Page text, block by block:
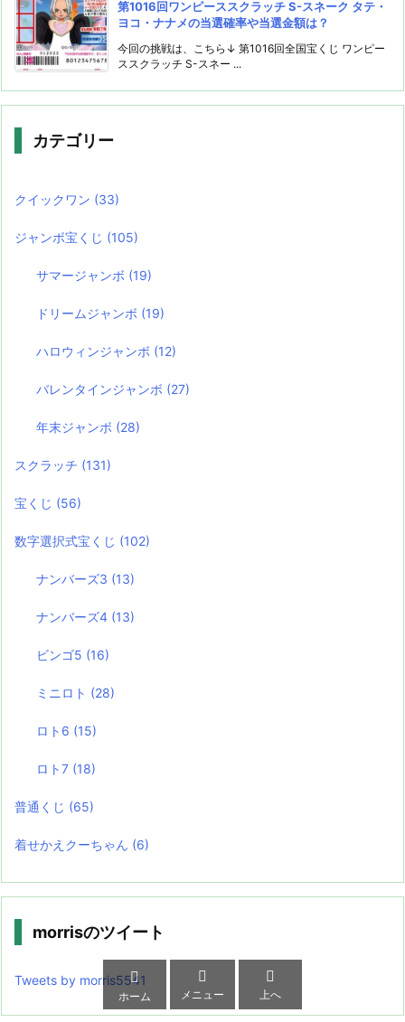
第1016回ワンピーススクラッチ S-スネーク タテ・
ヨコ・ナナメの当選確率や当選金額は？
今回の挑戦は、こちら↓ 第1016回全国宝くじ ワンピー
ススクラッチ S-スネー ...
カテゴリー
クイックワン (33)
ジャンボ宝くじ (105)
サマージャンボ (19)
ドリームジャンボ (19)
ハロウィンジャンボ (12)
バレンタインジャンボ (27)
年末ジャンボ (28)
スクラッチ (131)
宝くじ (56)
数字選択式宝くじ (102)
ナンバーズ3 (13)
ナンバーズ4 (13)
ビンゴ5 (16)
ミニロト (28)
ロト6 (15)
ロト7 (18)
普通くじ (65)
着せかえクーちゃん (6)
morrisのツイート
Tweets by morris5541

ホーム

メニュー

上へ